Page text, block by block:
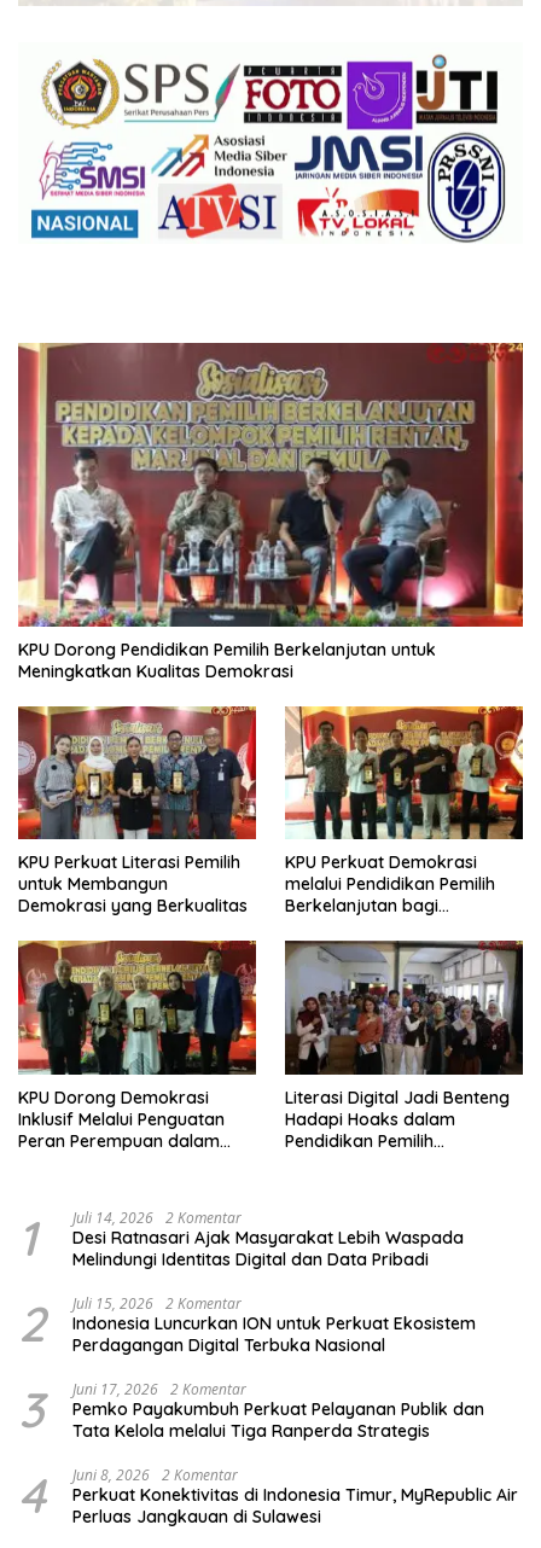
KPU Dorong Pendidikan Pemilih Berkelanjutan untuk
Meningkatkan Kualitas Demokrasi
KPU Perkuat Literasi Pemilih
untuk Membangun
Demokrasi yang Berkualitas
KPU Perkuat Demokrasi
melalui Pendidikan Pemilih
Berkelanjutan bagi
dan Pemula
KPU Dorong Demokrasi
Inklusif Melalui Penguatan
Peran Perempuan dalam
Literasi Digital Jadi Benteng
Hadapi Hoaks dalam
Pendidikan Pemilih
1 Juli 14, 2026 2 Komentar
Desi Ratnasari Ajak Masyarakat Lebih Waspada
Melindungi Identitas Digital dan Data Pribadi
2 Juli 15, 2026 2 Komentar
Indonesia Luncurkan ION untuk Perkuat Ekosistem
Perdagangan Digital Terbuka Nasional
3 Juni 17, 2026 2 Komentar
Pemko Payakumbuh Perkuat Pelayanan Publik dan
Tata Kelola melalui Tiga Ranperda Strategis
4 Juni 8, 2026 2 Komentar
Perkuat Konektivitas di Indonesia Timur, MyRepublic Air
Perluas Jangkauan di Sulawesi